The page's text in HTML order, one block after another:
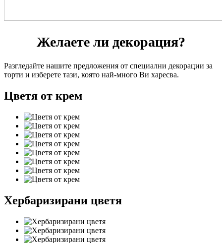
Желаете ли декорация?
Разгледайте нашите предложения от специални декорации за
торти и изберете тази, която най-много Ви харесва.
Цветя от крем
Хербаризирани цветя